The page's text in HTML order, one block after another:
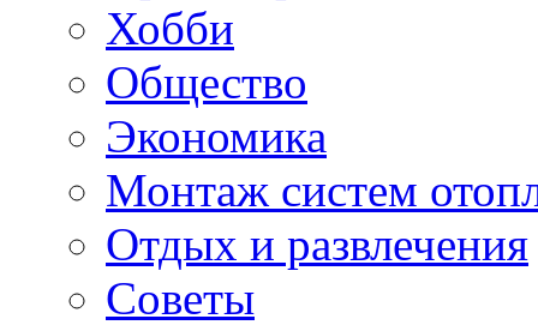
Хобби
Общество
Экономика
Монтаж систем
Отдых и развлечения
Советы